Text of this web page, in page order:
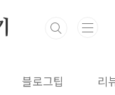
블로그팁 리